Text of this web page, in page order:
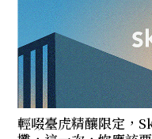
輕啜臺虎精釀限定，